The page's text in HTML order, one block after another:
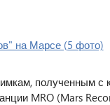
полученным с
MRO (Mars